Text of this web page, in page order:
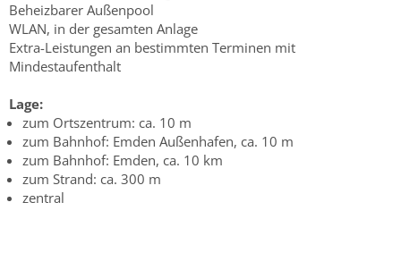
Beheizbarer Außenpool
WLAN, in der gesamten Anlage
Extra-Leistungen an bestimmten Terminen mit
Mindestaufenthalt
Lage:
zum Ortszentrum: ca. 10 m
zum Bahnhof: Emden Außenhafen, ca. 10 m
zum Bahnhof: Emden, ca. 10 km
zum Strand: ca. 300 m
zentral